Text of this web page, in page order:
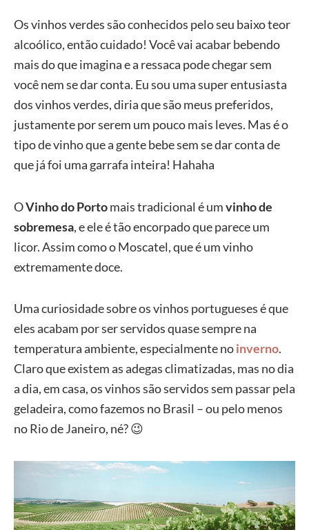
Os vinhos verdes são conhecidos pelo seu baixo teor
alcoólico, então cuidado! Você vai acabar bebendo
mais do que imagina e a ressaca pode chegar sem
você nem se dar conta. Eu sou uma super entusiasta
dos vinhos verdes, diria que são meus preferidos,
justamente por serem um pouco mais leves. Mas é o
tipo de vinho que a gente bebe sem se dar conta de
que já foi uma garrafa inteira! Hahaha
OVinho do Portomais tradicional é umvinho de
sobremesa, e ele é tão encorpado que parece um
licor. Assim como o Moscatel, que é um vinho
extremamente doce.
Uma curiosidade sobre os vinhos portugueses é que
eles acabam por ser servidos quase sempre na
temperatura ambiente, especialmente noinverno.
Claro que existem as adegas climatizadas, mas no dia
a dia, em casa, os vinhos são servidos sem passar pela
geladeira, como fazemos no Brasil – ou pelo menos
no Rio de Janeiro, né? 😉